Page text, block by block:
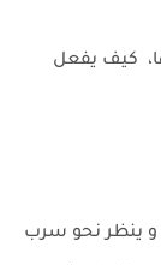
كيف يفعل
و ينظر نحو سرب